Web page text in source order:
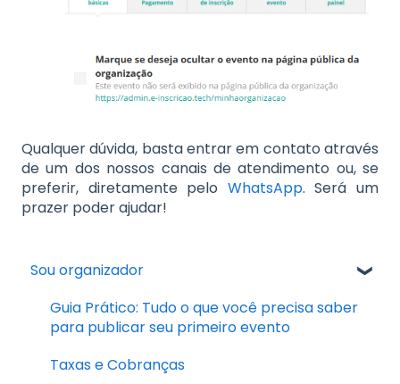
Qualquer dúvida, basta entrar em contato através
de um dos nossos canais de atendimento ou, se
preferir, diretamente pelo WhatsApp. Será um
prazer poder ajudar!
Sou organizador
Guia Prático: Tudo o que você precisa saber
para publicar seu primeiro evento
Taxas e Cobranças